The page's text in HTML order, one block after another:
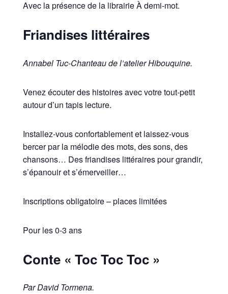
Avec la présence de la librairie À demi-mot.
Friandises littéraires
Annabel Tuc-Chanteau de l’atelier Hibouquine.
Venez écouter des histoires avec votre tout-petit
autour d’un tapis lecture.
Installez-vous confortablement et laissez-vous
bercer par la mélodie des mots, des sons, des
chansons… Des friandises littéraires pour grandir,
s’épanouir et s’émerveiller…
Inscriptions obligatoire – places limitées
Pour les 0-3 ans
Conte « Toc Toc Toc »
Par David Tormena.